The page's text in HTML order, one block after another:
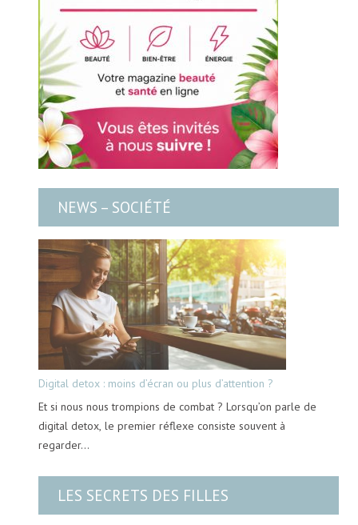
NEWS – SOCIÉTÉ
Digital detox : moins d’écran ou plus d’attention ?
Et si nous nous trompions de combat ? Lorsqu’on parle de
digital detox, le premier réflexe consiste souvent à
regarder…
LES SECRETS DES FILLES